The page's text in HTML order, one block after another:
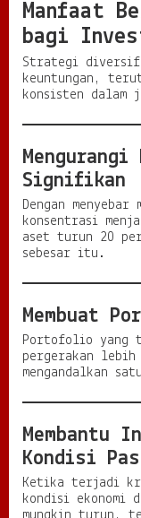
Manfaat
bagi
Strategi
keuntungan,
konsisten dalam
Signifikan
Dengan
konsentrasi
aset turun 20
sebesar itu.
Membuat
Portofolio yang
pergerakan lebih
mengandalkan
Membantu
Kondisi
Ketika terjadi
kondisi ekonomi